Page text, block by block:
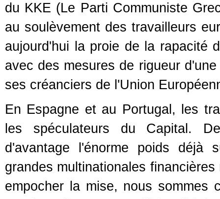
du KKE (Le Parti Communiste
au soulèvement des travailleurs
aujourd'hui la proie de la rapacité
avec des mesures de rigueur
ses créanciers de l'Union
En Espagne et au Portugal, les
les spéculateurs du Capital.
d'avantage l'énorme poids déjà
grandes multinationales
empocher la mise, nous sommes